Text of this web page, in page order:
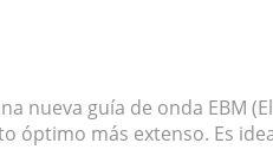
nueva guía de onda
óptimo más extenso. Es